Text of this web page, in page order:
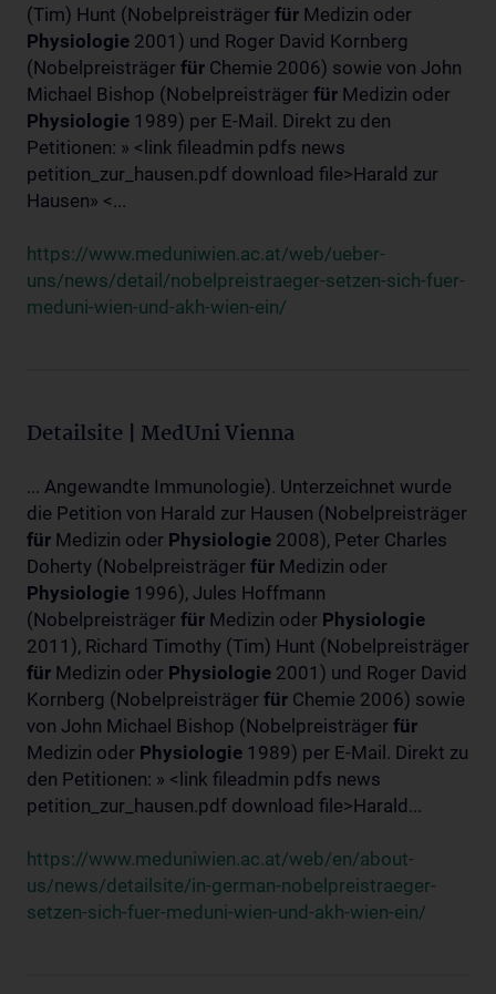
(Tim) Hunt (Nobelpreisträger für Medizin oder
Physiologie 2001) und Roger David Kornberg
(Nobelpreisträger für Chemie 2006) sowie von John
Michael Bishop (Nobelpreisträger für Medizin oder
Physiologie 1989) per E-Mail. Direkt zu den
Petitionen: » <link fileadmin pdfs news
petition_zur_hausen.pdf download file>Harald zur
Hausen» <...
https://www.meduniwien.ac.at/web/ueber-
uns/news/detail/nobelpreistraeger-setzen-sich-fuer-
meduni-wien-und-akh-wien-ein/
Detailsite | MedUni Vienna
... Angewandte Immunologie). Unterzeichnet wurde
die Petition von Harald zur Hausen (Nobelpreisträger
für Medizin oder Physiologie 2008), Peter Charles
Doherty (Nobelpreisträger für Medizin oder
Physiologie 1996), Jules Hoffmann
(Nobelpreisträger für Medizin oder Physiologie
2011), Richard Timothy (Tim) Hunt (Nobelpreisträger
für Medizin oder Physiologie 2001) und Roger David
Kornberg (Nobelpreisträger für Chemie 2006) sowie
von John Michael Bishop (Nobelpreisträger für
Medizin oder Physiologie 1989) per E-Mail. Direkt zu
den Petitionen: » <link fileadmin pdfs news
petition_zur_hausen.pdf download file>Harald...
https://www.meduniwien.ac.at/web/en/about-
us/news/detailsite/in-german-nobelpreistraeger-
setzen-sich-fuer-meduni-wien-und-akh-wien-ein/